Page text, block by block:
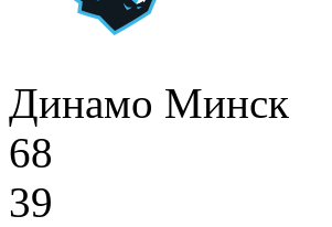
Динамо Минск
68
39